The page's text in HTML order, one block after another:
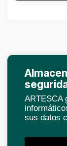
ARTESCA
sus datos